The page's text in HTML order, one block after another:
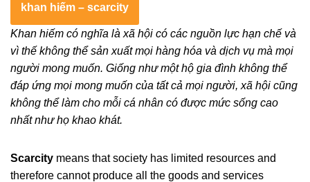
khan hiếm – scarcity
Khan hiếm có nghĩa là xã hội có các nguồn lực hạn chế và
vì thế không thể sản xuất mọi hàng hóa và dịch vụ mà mọi
người mong muốn. Giống như một hộ gia đình không thể
đáp ứng mọi mong muốn của tất cả mọi người, xã hội cũng
không thể làm cho mỗi cá nhân có được mức sống cao
nhất như họ khao khát.
Scarcity means that society has limited resources and
therefore cannot produce all the goods and services